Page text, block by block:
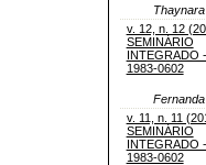
v. 12, n. 12
SEMINÁRIO
INTEGRADO
1983-0602
v. 11, n. 11
SEMINÁRIO
INTEGRADO
1983-0602